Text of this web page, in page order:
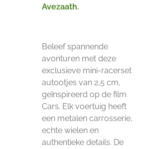
Avezaath.
Beleef spannende
avonturen met deze
exclusieve mini-racerset
autootjes van 2,5 cm,
geïnspireerd op de film
Cars. Elk voertuig heeft
een metalen carrosserie,
echte wielen en
authentieke details. De